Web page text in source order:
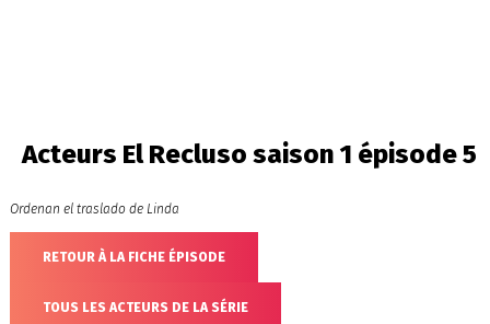
Acteurs El Recluso saison 1 épisode 5
Ordenan el traslado de Linda
RETOUR À LA FICHE ÉPISODE
TOUS LES ACTEURS DE LA SÉRIE